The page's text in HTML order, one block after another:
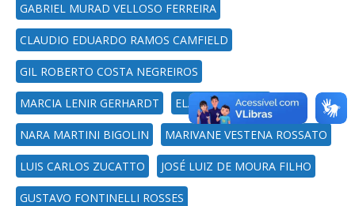
GABRIEL MURAD VELLOSO FERREIRA
CLAUDIO EDUARDO RAMOS CAMFIELD
GIL ROBERTO COSTA NEGREIROS
MARCIA LENIR GERHARDT ELAINE FERREIRA
NARA MARTINI BIGOLIN MARIVANE VESTENA ROSSATO
LUIS CARLOS ZUCATTO JOSÉ LUIZ DE MOURA FILHO
GUSTAVO FONTINELLI ROSSES